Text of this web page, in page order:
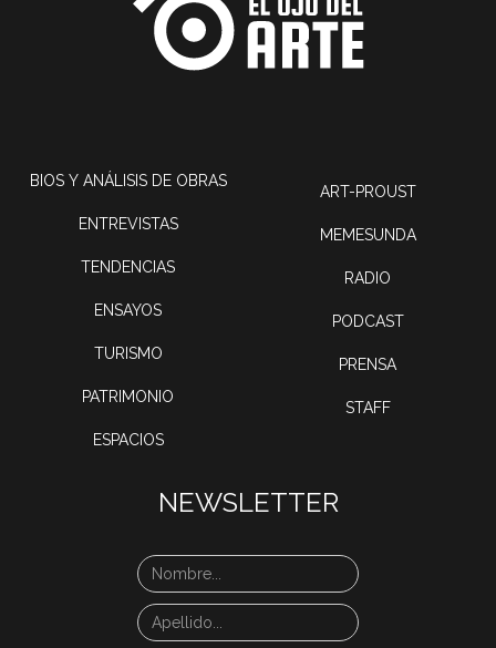
BIOS Y ANÁLISIS DE OBRAS
ENTREVISTAS
TENDENCIAS
ENSAYOS
TURISMO
PATRIMONIO
ESPACIOS
ART-PROUST
MEMESUNDA
RADIO
PODCAST
PRENSA
STAFF
NEWSLETTER